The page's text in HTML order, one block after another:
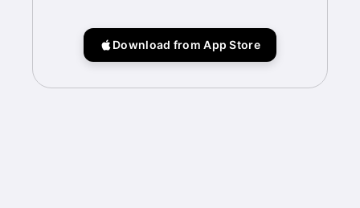
Download from App Store